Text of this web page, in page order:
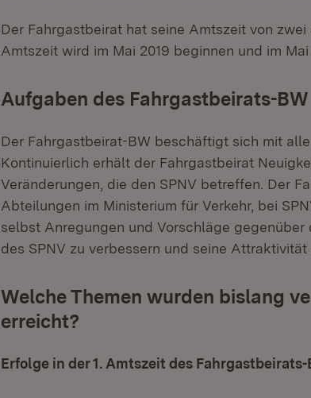
Der Fahrgastbeirat hat seine Amtszeit von
Amtszeit wird im Mai 2019 beginnen und im Mai
Aufgaben des Fahrgastbeirats-BW
Der Fahrgastbeirat-BW beschäftigt sich mit
Kontinuierlich erhält der Fahrgastbeirat
Veränderungen, die den SPNV betreffen. Der
Abteilungen im Ministerium für Verkehr, bei
selbst Anregungen und Vorschläge
des SPNV zu verbessern und seine Attraktivität
Welche Themen wurden bislang
erreicht?
Erfolge in der 1. Amtszeit des Fahrgastbeirats-